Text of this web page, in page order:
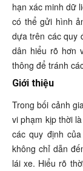
hạn xác minh dữ
có thể gửi hình
dựa trên các quy
dân hiểu rõ hơn
thông để tránh
Giới thiệu
Trong bối cảnh
vi phạm kịp thời
các quy định
không chỉ dẫn
lái xe. Hiểu rõ